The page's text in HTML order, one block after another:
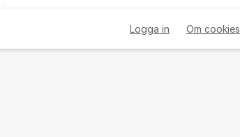
Logga in Om cookies